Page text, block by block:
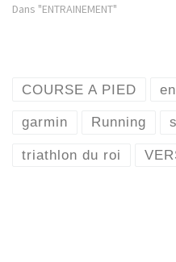
Dans "ENTRAINEMENT"
COURSE A PIED
garmin Running
triathlon du roi